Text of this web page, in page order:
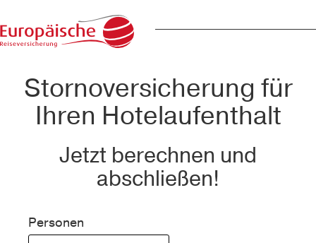
Stornoversicherung für
Ihren Hotelaufenthalt
Jetzt berechnen und
abschließen!
Personen